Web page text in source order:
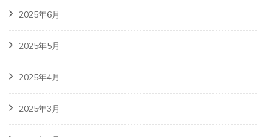
2025年6月
2025年5月
2025年4月
2025年3月